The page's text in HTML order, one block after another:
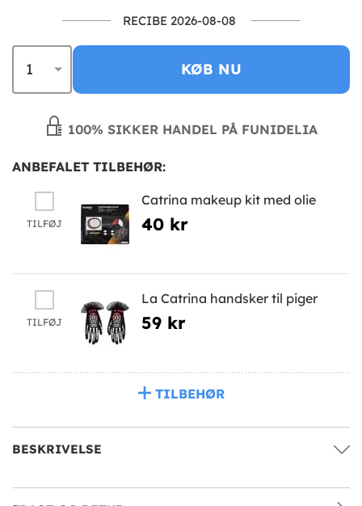
RECIBE 2026-08-08
KØB NU
100% SIKKER HANDEL PÅ FUNIDELIA
ANBEFALET TILBEHØR:
TILFØJ
Catrina makeup kit med olie
40 kr
TILFØJ
La Catrina handsker til piger
59 kr
TILBEHØR
BESKRIVELSE